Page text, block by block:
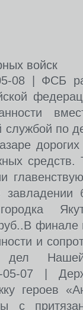
войск
08 | ФСБ
службой по
средств.
финале
и
дел
07 |
героев
с